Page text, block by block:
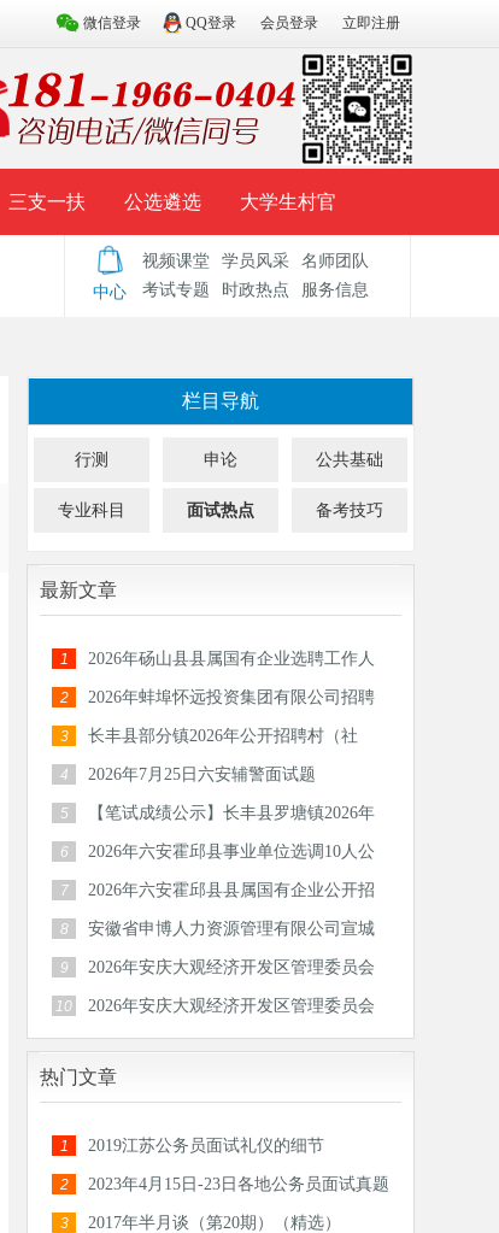
微信登录 QQ登录 会员登录 立即注册
三支一扶 公选遴选 大学生村官
辅导资料 历年真题 模拟试题
中心
视频课堂 学员风采
名师团队
考试专题
时政热点 服务信息
栏目导航
行测 申论 公共基础
专业科目 面试热点 备考技巧
最新文章
1
2026年砀山县县属国有企业选聘工作人
员公告
2
2026年蚌埠怀远投资集团有限公司招聘
30人公
3
长丰县部分镇2026年公开招聘村（社
区）后备
4 2026年7月25日六安辅警面试题
5
【笔试成绩公示】长丰县罗塘镇2026年
公开招
6
2026年六安霍邱县事业单位选调10人公
告
7
2026年六安霍邱县县属国有企业公开招
聘工作
8
安徽省申博人力资源管理有限公司宣城
分公司
9
2026年安庆大观经济开发区管理委员会
公开招
10
2026年安庆大观经济开发区管理委员会
公开招
热门文章
1 2019江苏公务员面试礼仪的细节
2
2023年4月15日-23日各地公务员面试真题
汇总
3 2017年半月谈（第20期）（精选）